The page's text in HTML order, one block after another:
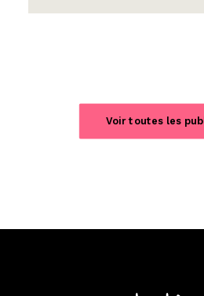
Voir toutes les